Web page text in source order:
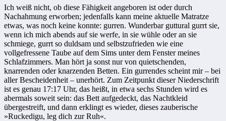
Ich weiß nicht, ob diese Fähigkeit angeboren ist oder durch
Nachahmung erworben; jedenfalls kann meine aktuelle Matratze
etwas, was noch keine konnte: gurren. Wunderbar guttural gurrt sie,
wenn ich mich abends auf sie werfe, in sie wühle oder an sie
schmiege, gurrt so duldsam und selbstzufrieden wie eine
vollgefressene Taube auf dem Sims unter dem Fenster meines
Schlafzimmers. Man hört ja sonst nur von quietschenden,
knarrenden oder knarzenden Betten. Ein gurrendes scheint mir – bei
aller Bescheidenheit – unerhört. Zum Zeitpunkt dieser Niederschrift
ist es genau 17:17 Uhr, das heißt, in etwa sechs Stunden wird es
abermals soweit sein: das Bett aufgedeckt, das Nachtkleid
übergestreift, und dann erklingt es wieder, dieses zauberische
»Ruckedigu, leg dich zur Ruh«.